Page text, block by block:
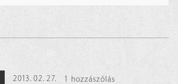
2013. 02. 27.
1 hozzászólás